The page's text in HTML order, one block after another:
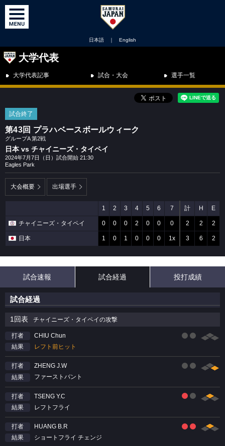
日本語 ｜ English
大学代表
大学代表記事 試合・大会 選手一覧
試合終了
第43回 プラハベースボールウィーク
グループA 第2戦
日本 vs チャイニーズ・タイペイ
2024年7月7日（日）試合開始 21:30
Eagles Park
大会概要 出場選手
1 2 3 4 5 6 7 計 H E
チャイニーズ・タイペイ 0 0 0 2 0 0 0 2 2 2
日本 1 0 1 0 0 0 1x 3 6 2
試合速報 試合経過 投打成績
試合経過
1回表 チャイニーズ・タイペイの攻撃
打者
CHIU Chun
結果
レフト前ヒット
打者
ZHENG J.W
結果
ファーストバント
打者
TSENG Y.C
結果
レフトフライ
打者
HUANG B.R
結果
ショートフライ チェンジ